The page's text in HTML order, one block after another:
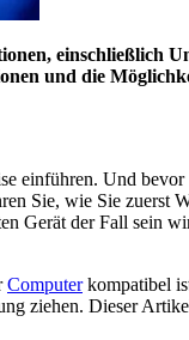
einschließlich
und die
einführen. Und
Sie, wie Sie zuerst
Gerät der Fall sein
Computerkompatibel
ziehen. Dieser